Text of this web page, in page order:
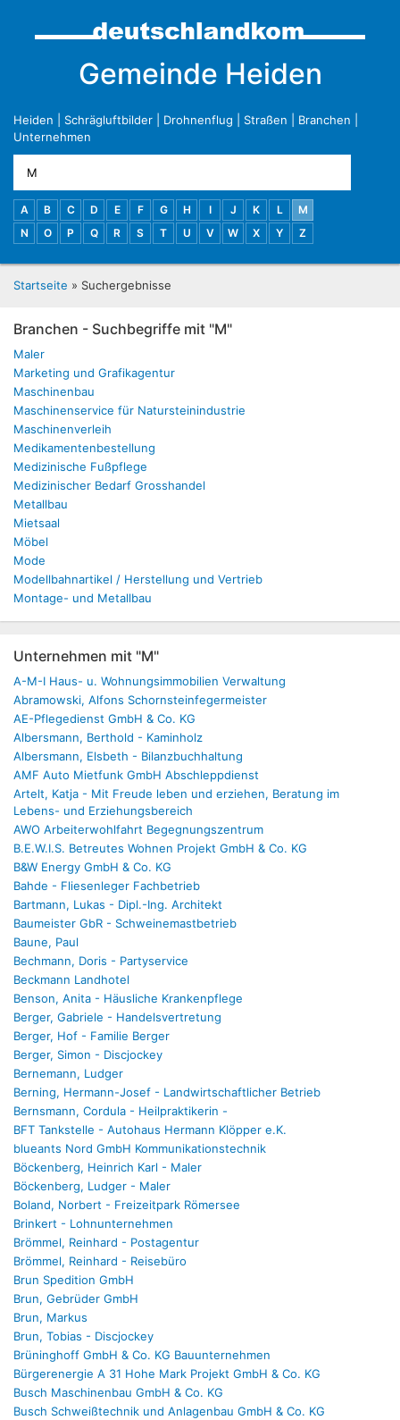
Gemeinde Heiden
Heiden Schrägluftbilder Drohnenflug Straßen Branchen
Unternehmen
A B C D E F G H I J K L
M
N
O P Q R S T U V W X Y Z
Startseite » Suchergebnisse
Branchen - Suchbegriffe mit "M"
Maler
Marketing und Grafikagentur
Maschinenbau
Maschinenservice für Natursteinindustrie
Maschinenverleih
Medikamentenbestellung
Medizinische Fußpflege
Medizinischer Bedarf Grosshandel
Metallbau
Mietsaal
Möbel
Mode
Modellbahnartikel / Herstellung und Vertrieb
Montage- und Metallbau
Unternehmen mit "M"
A-M-I Haus- u. Wohnungsimmobilien Verwaltung
Abramowski, Alfons Schornsteinfegermeister
AE-Pflegedienst GmbH & Co. KG
Albersmann, Berthold - Kaminholz
Albersmann, Elsbeth - Bilanzbuchhaltung
AMF Auto Mietfunk GmbH Abschleppdienst
Artelt, Katja - Mit Freude leben und erziehen, Beratung im
Lebens- und Erziehungsbereich
AWO Arbeiterwohlfahrt Begegnungszentrum
B.E.W.I.S. Betreutes Wohnen Projekt GmbH & Co. KG
B&W Energy GmbH & Co. KG
Bahde - Fliesenleger Fachbetrieb
Bartmann, Lukas - Dipl.-Ing. Architekt
Baumeister GbR - Schweinemastbetrieb
Baune, Paul
Bechmann, Doris - Partyservice
Beckmann Landhotel
Benson, Anita - Häusliche Krankenpflege
Berger, Gabriele - Handelsvertretung
Berger, Hof - Familie Berger
Berger, Simon - Discjockey
Bernemann, Ludger
Berning, Hermann-Josef - Landwirtschaftlicher Betrieb
Bernsmann, Cordula - Heilpraktikerin -
BFT Tankstelle - Autohaus Hermann Klöpper e.K.
blueants Nord GmbH Kommunikationstechnik
Böckenberg, Heinrich Karl - Maler
Böckenberg, Ludger - Maler
Boland, Norbert - Freizeitpark Römersee
Brinkert - Lohnunternehmen
Brömmel, Reinhard - Postagentur
Brömmel, Reinhard - Reisebüro
Brun Spedition GmbH
Brun, Gebrüder GmbH
Brun, Markus
Brun, Tobias - Discjockey
Brüninghoff GmbH & Co. KG Bauunternehmen
Bürgerenergie A 31 Hohe Mark Projekt GmbH & Co. KG
Busch Maschinenbau GmbH & Co. KG
Busch Schweißtechnik und Anlagenbau GmbH & Co. KG